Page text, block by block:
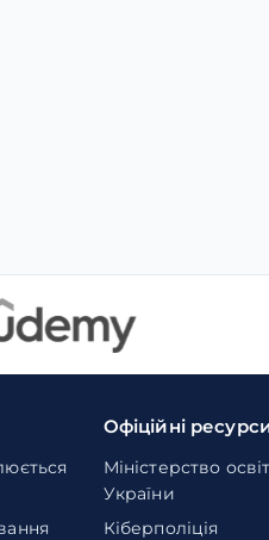
Офіційні
Міністерство
України
Кіберполіція